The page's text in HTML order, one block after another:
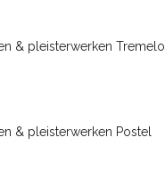
& pleisterwerken Tremelo
& pleisterwerken Postel